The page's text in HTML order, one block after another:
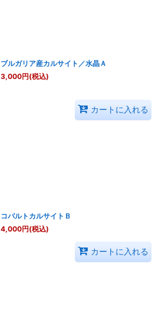
ブルガリア産カルサイト／水晶Ａ
3,000円(税込)
カートに入れる
コバルトカルサイトＢ
4,000円(税込)
カートに入れる